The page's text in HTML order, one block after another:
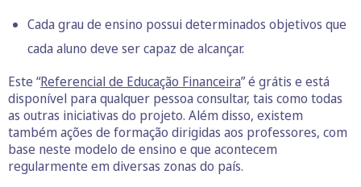
Cada grau de ensino possui determinados objetivos que
cada aluno deve ser capaz de alcançar.
Este “Referencial de Educação Financeira” é grátis e está
disponível para qualquer pessoa consultar, tais como todas
as outras iniciativas do projeto. Além disso, existem
também ações de formação dirigidas aos professores, com
base neste modelo de ensino e que acontecem
regularmente em diversas zonas do país.